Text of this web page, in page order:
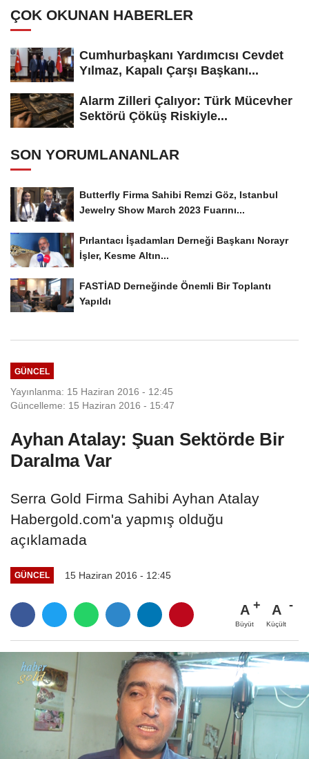
ÇOK OKUNAN HABERLER
Cumhurbaşkanı Yardımcısı Cevdet
Yılmaz, Kapalı Çarşı Başkanı...
Alarm Zilleri Çalıyor: Türk Mücevher
Sektörü Çöküş Riskiyle...
SON YORUMLANANLAR
Butterfly Firma Sahibi Remzi Göz, Istanbul
Jewelry Show March 2023 Fuarını...
Pırlantacı İşadamları Derneği Başkanı Norayr
İşler, Kesme Altın...
FASTİAD Derneğinde Önemli Bir Toplantı
Yapıldı
GÜNCEL
Yayınlanma: 15 Haziran 2016 - 12:45
Güncelleme: 15 Haziran 2016 - 15:47
Ayhan Atalay: Şuan Sektörde Bir
Daralma Var
Serra Gold Firma Sahibi Ayhan Atalay
Habergold.com'a yapmış olduğu
açıklamada
GÜNCEL 15 Haziran 2016 - 12:45
A
Büyüt
A
Küçült